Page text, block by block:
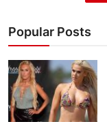
Popular Posts